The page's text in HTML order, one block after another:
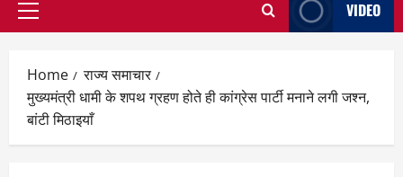
Primary
VIDEO
Home
राज्य समाचार
मुख्यमंत्री धामी के शपथ ग्रहण होते ही कांग्रेस पार्टी मनाने लगी जश्न,
बांटी मिठाइयाँ